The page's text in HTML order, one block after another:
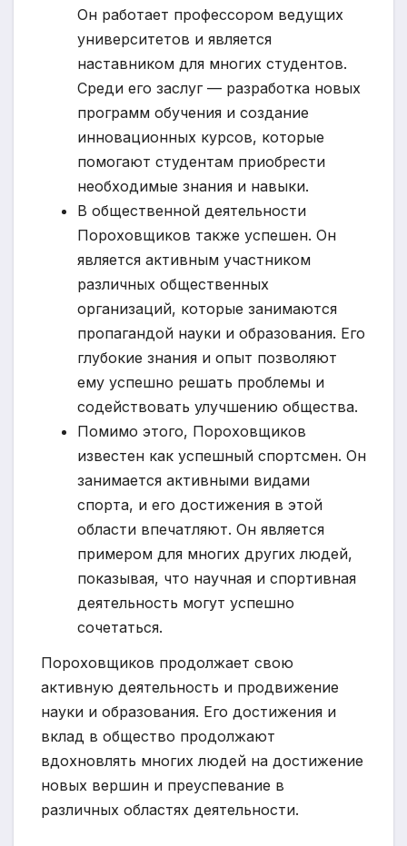
Он работает профессором ведущих
университетов и является
наставником для многих студентов.
Среди его заслуг — разработка новых
программ обучения и создание
инновационных курсов, которые
помогают студентам приобрести
необходимые знания и навыки.
В общественной деятельности
Пороховщиков также успешен. Он
является активным участником
различных общественных
организаций, которые занимаются
пропагандой науки и образования. Его
глубокие знания и опыт позволяют
ему успешно решать проблемы и
содействовать улучшению общества.
Помимо этого, Пороховщиков
известен как успешный спортсмен. Он
занимается активными видами
спорта, и его достижения в этой
области впечатляют. Он является
примером для многих других людей,
показывая, что научная и спортивная
деятельность могут успешно
сочетаться.
Пороховщиков продолжает свою
активную деятельность и продвижение
науки и образования. Его достижения и
вклад в общество продолжают
вдохновлять многих людей на достижение
новых вершин и преуспевание в
различных областях деятельности.